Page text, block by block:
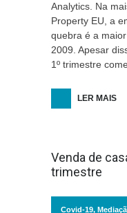
Analytics. Na
Property EU, a
quebra é a
2009. Apesar
1º trimestre
LER MAIS
Venda de
trimestre
Covid-19,